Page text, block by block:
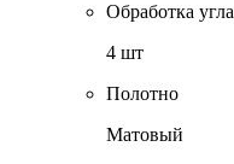
Обработка угла
4 шт
Полотно
Матовый